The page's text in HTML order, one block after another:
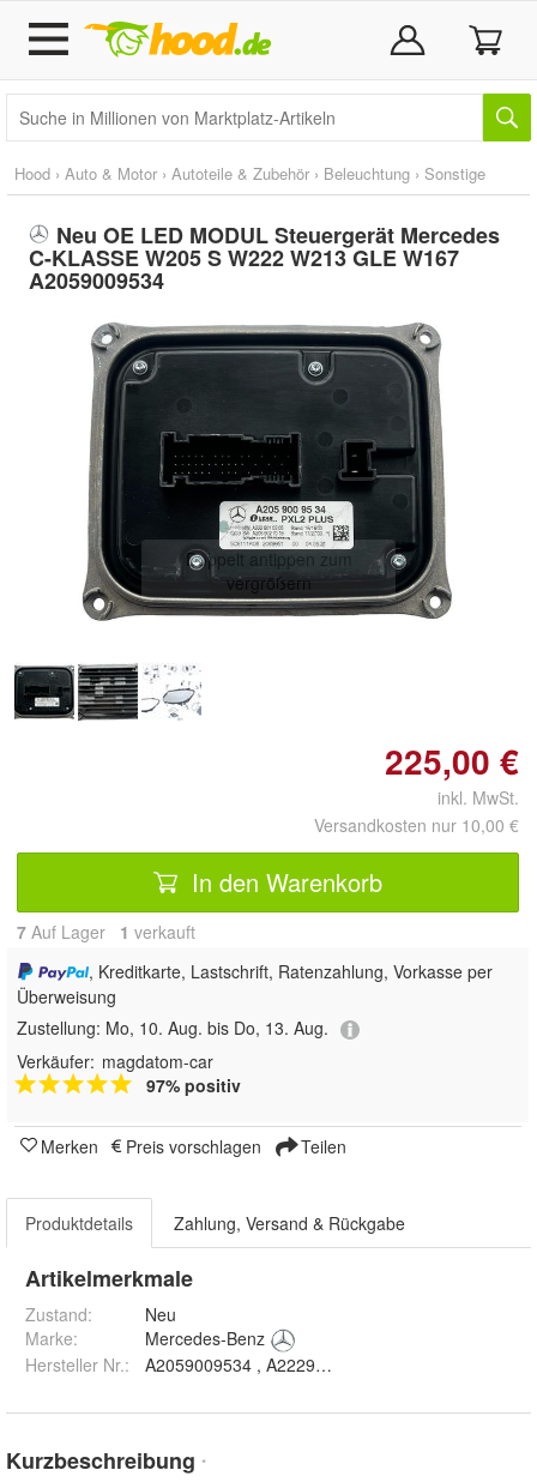
Hood › Auto & Motor › Autoteile & Zubehör › Beleuchtung › Sonstige
Neu OE LED MODUL Steuergerät Mercedes
C-KLASSE W205 S W222 W213 GLE W167
A2059009534
Doppelt antippen zum
vergrößern
225,00 €
inkl. MwSt.
Versandkosten nur 10,00 €
In den Warenkorb
7 Auf Lager 1 verkauft
, Kreditkarte, Lastschrift, Ratenzahlung, Vorkasse per
Überweisung
Zustellung: Mo, 10. Aug. bis Do, 13. Aug.
Verkäufer: magdatom-car
97% positiv
Merken Preis vorschlagen Teilen
Produktdetails Zahlung, Versand & Rückgabe
Artikelmerkmale
Zustand:
Neu
Marke:
Mercedes-Benz
Hersteller Nr.:
A2059009534 , A2229010305
Kurzbeschreibung *